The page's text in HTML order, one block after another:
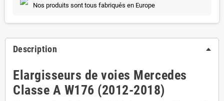
Nos produits sont tous fabriqués en Europe
Description
Elargisseurs de voies Mercedes
Classe A W176 (2012-2018)